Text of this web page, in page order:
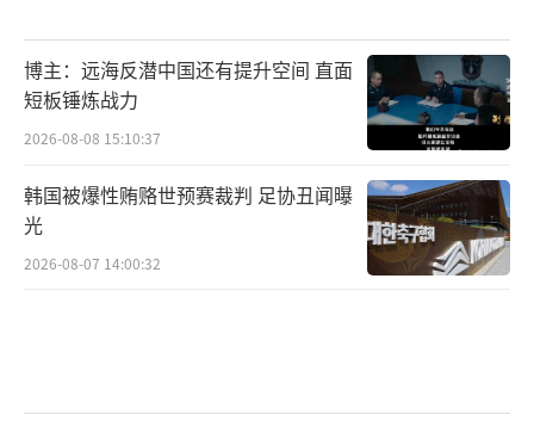
博主：远海反潜中国还有提升空间 直面
短板锤炼战力
2026-08-08 15:10:37
韩国被爆性贿赂世预赛裁判 足协丑闻曝
光
2026-08-07 14:00:32